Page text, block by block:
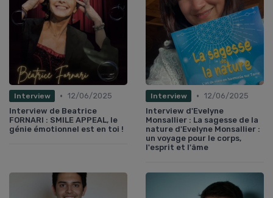
Interview • 12/06/2025
Interview de Beatrice
FORNARI : SMILE APPEAL, le
génie émotionnel est en toi !
Interview • 12/06/2025
Interview d'Evelyne
Monsallier : La sagesse de la
nature d'Evelyne Monsallier :
un voyage pour le corps,
l'esprit et l'âme